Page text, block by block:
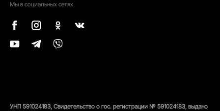
Мы в социальных сетях
УНП 591024183, Свидетельство о гос. регистрации № 591024183, выдано